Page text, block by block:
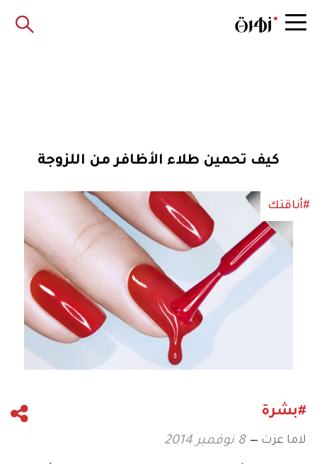
كيف تحمين طلاء الأظافر من اللزوجة
#أناقتك
#بشرة
لاما عزت 8 نوفمبر 2014